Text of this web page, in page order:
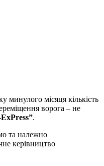
ворога – не
.
керівництво